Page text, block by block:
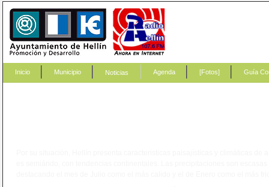
Inicio Municipio Noticias Agenda [Fotos] Guía